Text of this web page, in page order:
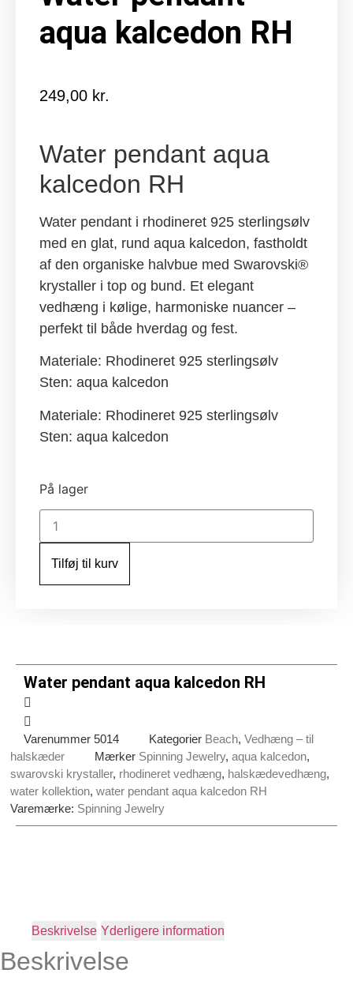
aqua kalcedon RH
249,00 kr.
Water pendant aqua
kalcedon RH
Water pendant i rhodineret 925 sterlingsølv
med en glat, rund aqua kalcedon, fastholdt
af den organiske halvbue med Swarovski®
krystaller i top og bund. Et elegant
vedhæng i kølige, harmoniske nuancer –
perfekt til både hverdag og fest.
Materiale: Rhodineret 925 sterlingsølv
Sten: aqua kalcedon
Materiale: Rhodineret 925 sterlingsølv
Sten: aqua kalcedon
På lager
Water
pendant
aqua
RHTilføj til kurv
Water pendant aqua kalcedon RH
Varenummer 5014 Kategorier Beach, Vedhæng – til
halskæder
Mærker Spinning Jewelry, aqua kalcedon,
swarovski krystaller, rhodineret vedhæng, halskædevedhæng,
water kollektion, water pendant aqua kalcedon RH
Varemærke: Spinning Jewelry
Beskrivelse Yderligere information
Beskrivelse